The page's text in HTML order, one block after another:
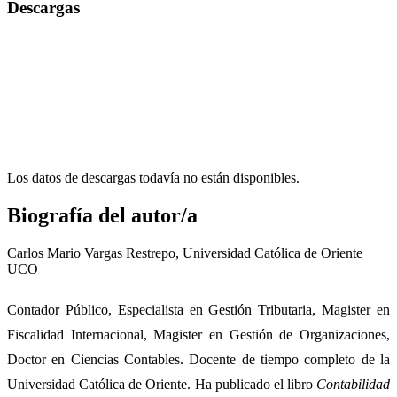
Descargas
Los datos de descargas todavía no están disponibles.
Biografía del autor/a
Carlos Mario Vargas Restrepo, Universidad Católica de Oriente
UCO
Contador Público, Especialista en Gestión Tributaria, Magister en
Fiscalidad Internacional, Magister en Gestión de Organizaciones,
Doctor en Ciencias Contables. Docente de tiempo completo de la
Universidad Católica de Oriente. Ha publicado el libro Contabilidad